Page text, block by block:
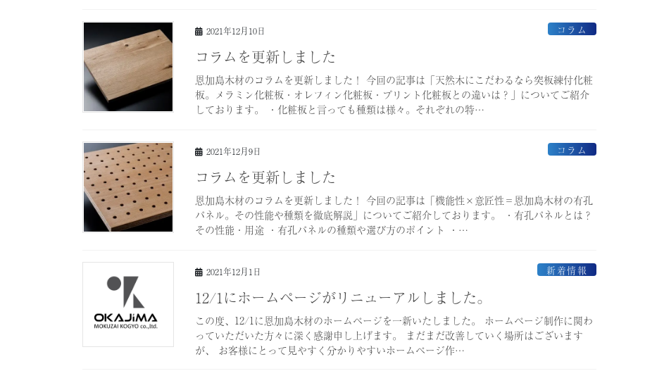
2021年12月10日 コラム
コラムを更新しました
恩加島木材のコラムを更新しました！ 今回の記事は「天然木にこだわるなら突板練付化粧
板。メラミン化粧板・オレフィン化粧板・プリント化粧板との違いは？」についてご紹介
しております。 ・化粧板と言っても種類は様々。それぞれの特…
2021年12月9日 コラム
コラムを更新しました
恩加島木材のコラムを更新しました！ 今回の記事は「機能性×意匠性＝恩加島木材の有孔
パネル。その性能や種類を徹底解説」についてご紹介しております。 ・有孔パネルとは？
その性能・用途 ・有孔パネルの種類や選び方のポイント ・…
2021年12月1日 新着情報
12/1にホームページがリニューアルしました。
この度、12/1に恩加島木材のホームページを一新いたしました。 ホームページ制作に関わ
っていただいた方々に深く感謝申し上げます。 まだまだ改善していく場所はございます
が、 お客様にとって見やすく分かりやすいホームページ作…